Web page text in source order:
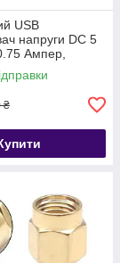
USB
напруги DC 5
Ампер,
₴